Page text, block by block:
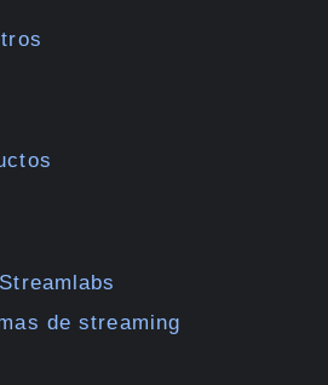
de streaming